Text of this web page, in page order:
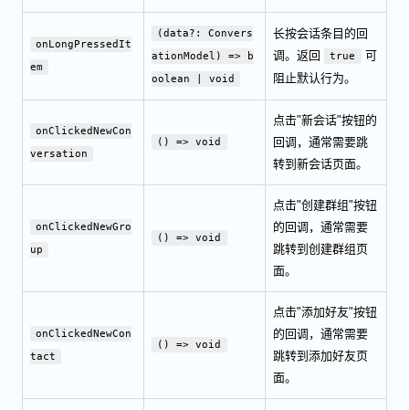
onLongPressedIt
em
(data?: Convers
ationModel) => b
oolean | void
长按会话条目的回
调。返回
true
可
阻止默认行为。
onClickedNewCon
versation
() => void
点击"新会话"按钮的
回调，通常需要跳
转到新会话页面。
onClickedNewGro
up
() => void
点击"创建群组"按钮
的回调，通常需要
跳转到创建群组页
面。
onClickedNewCon
tact
() => void
点击"添加好友"按钮
的回调，通常需要
跳转到添加好友页
面。